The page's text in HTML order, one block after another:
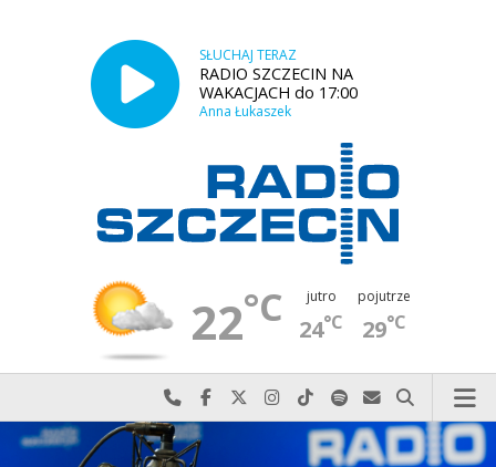
SŁUCHAJ TERAZ
RADIO SZCZECIN NA
WAKACJACH do 17:00
Anna Łukaszek
22°C jutro
24°C
pojutrze
29°C
Najlepiej po prostu do nas zadzwoń
Odwiedź nas na Facebook-u
Odwiedź nas na X
Odwiedź nas na Instagram-ie
Odwiedź nas na TikTok-u
Szukaj nas na Spotify
Wyślij do nas
Szukaj